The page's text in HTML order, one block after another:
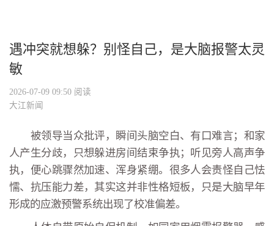
遇冲突就想躲？别怪自己，是大脑报警太灵
敏
2026-07-09 09:50 阅读
大江新闻
被领导当众批评，瞬间头脑空白、有口难言；和家
人产生分歧，只想躲进房间结束争执；听见旁人高声争
执，便心跳骤然加速、浑身紧绷。很多人会责怪自己怯
懦、抗压能力差，其实这并非性格短板，只是大脑早年
形成的应激预警系统出现了校准偏差。